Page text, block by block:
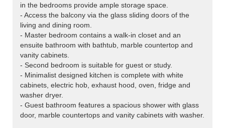
in the bedrooms provide ample storage space.
- Access the balcony via the glass sliding doors of the
living and dining room.
- Master bedroom contains a walk-in closet and an
ensuite bathroom with bathtub, marble countertop and
vanity cabinets.
- Second bedroom is suitable for guest or study.
- Minimalist designed kitchen is complete with white
cabinets, electric hob, exhaust hood, oven, fridge and
washer dryer.
- Guest bathroom features a spacious shower with glass
door, marble countertops and vanity cabinets with washer.